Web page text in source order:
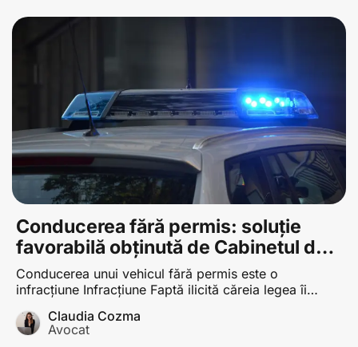
Conducerea fără permis: soluție
favorabilă obținută de Cabinetul de
avocat Claudia Cozma
Conducerea unui vehicul fără permis este o
infracțiune Infracțiune Faptă ilicită căreia legea îi
constituie infracțiune, este necesar ca aceasta să fie
prevăzută de o lege penală, să fie săvârșită cu forma
Claudia Cozma
Avocat